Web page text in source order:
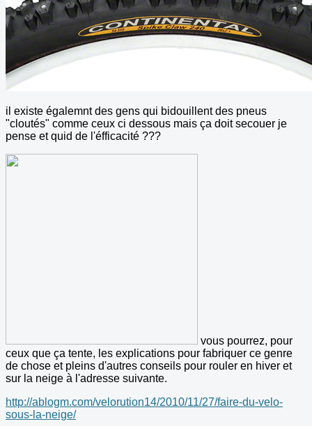
il existe égalemnt des gens qui bidouillent des pneus
"cloutés" comme ceux ci dessous mais ça doit secouer je
pense et quid de l'éfficacité ???
vous pourrez, pour
ceux que ça tente, les explications pour fabriquer ce genre
de chose et pleins d'autres conseils pour rouler en hiver et
sur la neige à l'adresse suivante.
http://ablogm.com/velorution14/2010/11/27/faire-du-velo-
sous-la-neige/